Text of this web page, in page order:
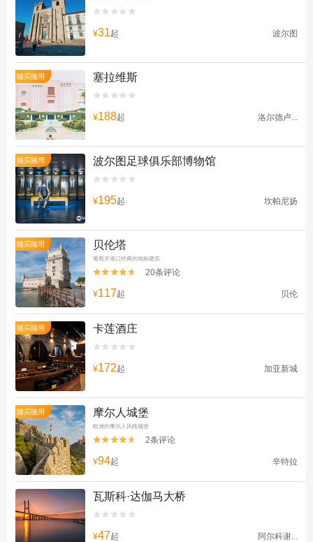


¥31起 波尔图
随买随用 塞拉维斯


¥188起 洛尔德卢...
随买随用 波尔图足球俱乐部博物馆


¥195起 坎帕尼扬
随买随用 贝伦塔
葡萄牙港口经典的地标建筑

 20条评论
¥117起 贝伦
随买随用 卡莲酒庄


¥172起 加亚新城
随买随用 摩尔人城堡
欧洲的摩尔人风格城堡

 2条评论
¥94起 辛特拉
瓦斯科·达伽马大桥


¥47起 阿尔科谢...